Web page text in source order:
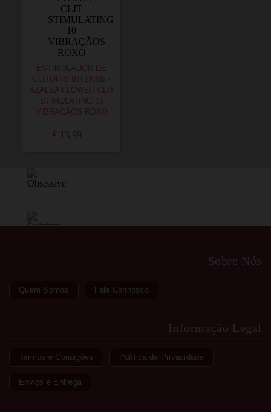
ESTIMULADOR DE
CLITÓRIS INTENSE -
AZALEA FLOWER CLIT
STIMULATING 10
VIBRAÇÃOS ROXO
€ 13,99
Sobre Nós
Quem Somos Fale Connosco
Informação Legal
Termos e Condições Política de Privacidade
Envios e Entrega